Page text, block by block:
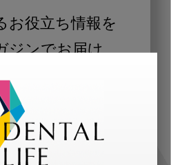
お役立ち情報を
ジンでお届け
職種（歯科医師、歯
工士）に合わせた内